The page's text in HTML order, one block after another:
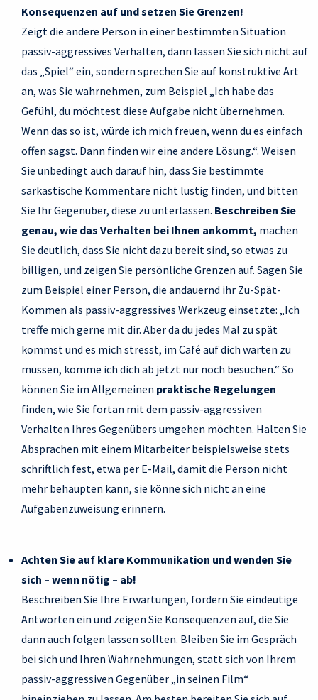
Konsequenzen auf und setzen Sie Grenzen!
Zeigt die andere Person in einer bestimmten Situation
passiv-aggressives Verhalten, dann lassen Sie sich nicht auf
das „Spiel“ ein, sondern sprechen Sie auf konstruktive Art
an, was Sie wahrnehmen, zum Beispiel „Ich habe das
Gefühl, du möchtest diese Aufgabe nicht übernehmen.
Wenn das so ist, würde ich mich freuen, wenn du es einfach
offen sagst. Dann finden wir eine andere Lösung.“. Weisen
Sie unbedingt auch darauf hin, dass Sie bestimmte
sarkastische Kommentare nicht lustig finden, und bitten
Sie Ihr Gegenüber, diese zu unterlassen. Beschreiben Sie
genau, wie das Verhalten bei Ihnen ankommt, machen
Sie deutlich, dass Sie nicht dazu bereit sind, so etwas zu
billigen, und zeigen Sie persönliche Grenzen auf. Sagen Sie
zum Beispiel einer Person, die andauernd ihr Zu-Spät-
Kommen als passiv-aggressives Werkzeug einsetzte: „Ich
treffe mich gerne mit dir. Aber da du jedes Mal zu spät
kommst und es mich stresst, im Café auf dich warten zu
müssen, komme ich dich ab jetzt nur noch besuchen.“ So
können Sie im Allgemeinen praktische Regelungen
finden, wie Sie fortan mit dem passiv-aggressiven
Verhalten Ihres Gegenübers umgehen möchten. Halten Sie
Absprachen mit einem Mitarbeiter beispielsweise stets
schriftlich fest, etwa per E-Mail, damit die Person nicht
mehr behaupten kann, sie könne sich nicht an eine
Aufgabenzuweisung erinnern.
Achten Sie auf klare Kommunikation und wenden Sie
sich – wenn nötig – ab!
Beschreiben Sie Ihre Erwartungen, fordern Sie eindeutige
Antworten ein und zeigen Sie Konsequenzen auf, die Sie
dann auch folgen lassen sollten. Bleiben Sie im Gespräch
bei sich und Ihren Wahrnehmungen, statt sich von Ihrem
passiv-aggressiven Gegenüber „in seinen Film“